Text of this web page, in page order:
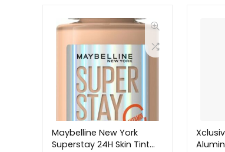
Maybelline New York
Superstay 24H Skin Tint